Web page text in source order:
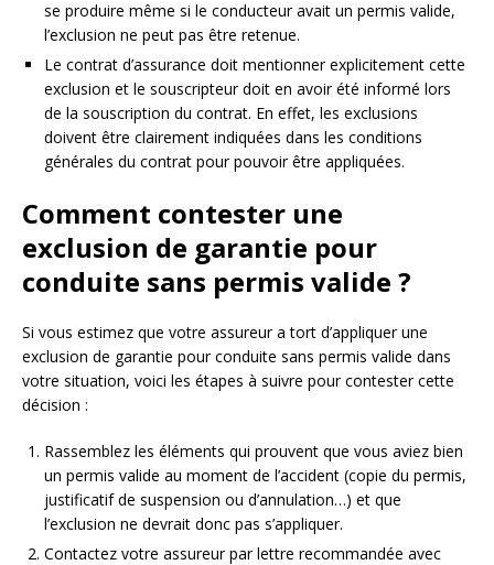
se produire même si le conducteur avait un permis valide,
l’exclusion ne peut pas être retenue.
Le contrat d’assurance doit mentionner explicitement cette
exclusion et le souscripteur doit en avoir été informé lors
de la souscription du contrat. En effet, les exclusions
doivent être clairement indiquées dans les conditions
générales du contrat pour pouvoir être appliquées.
Comment contester une
exclusion de garantie pour
conduite sans permis valide ?
Si vous estimez que votre assureur a tort d’appliquer une
exclusion de garantie pour conduite sans permis valide dans
votre situation, voici les étapes à suivre pour contester cette
décision :
Rassemblez les éléments qui prouvent que vous aviez bien
un permis valide au moment de l’accident (copie du permis,
justificatif de suspension ou d’annulation…) et que
l’exclusion ne devrait donc pas s’appliquer.
Contactez votre assureur par lettre recommandée avec